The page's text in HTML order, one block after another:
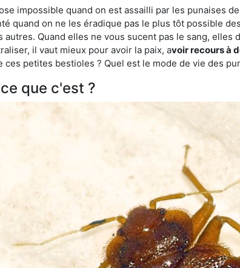
impossible quand on est assailli par les punaises
quand on ne les éradique pas le plus tôt possible
Quand elles ne vous sucent pas le sang,
il vaut mieux pour avoir la paix, avoir recours à
ces petites bestioles ? Quel est le mode de vie des
que c'est ?